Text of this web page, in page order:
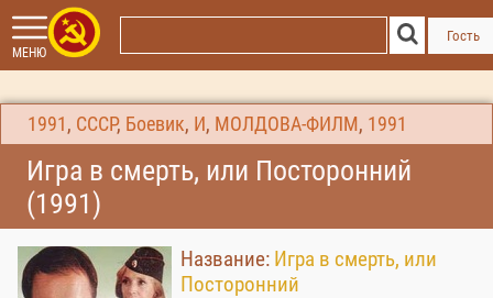
МЕНЮ
Гость
1991 , СССР, Боевик, И , МОЛДОВА-ФИЛМ , 1991
Игра в смерть, или Посторонний
(1991)
Название: Игра в смерть, или
Посторонний